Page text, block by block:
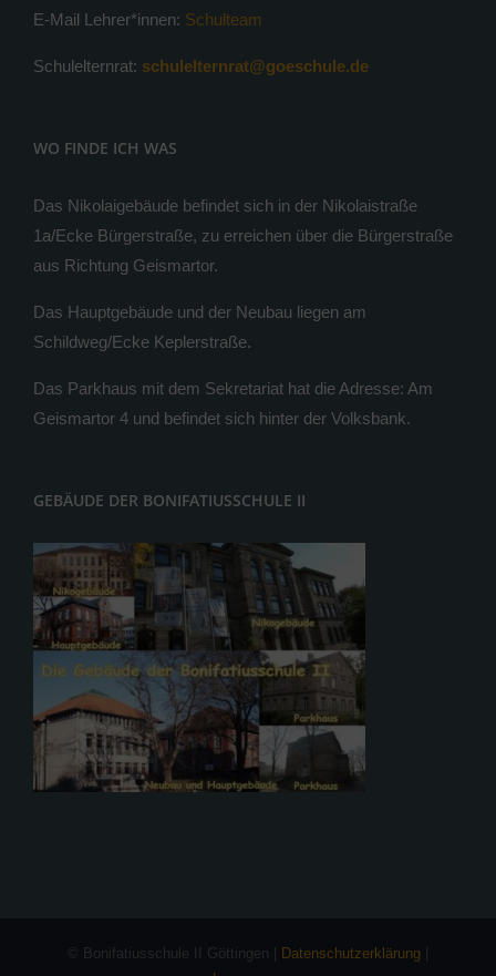
E-Mail Lehrer*innen: Schulteam
Schulelternrat: schulelternrat@goeschule.de
WO FINDE ICH WAS
Das Nikolaigebäude befindet sich in der Nikolaistraße
1a/Ecke Bürgerstraße, zu erreichen über die Bürgerstraße
aus Richtung Geismartor.
Das Hauptgebäude und der Neubau liegen am
Schildweg/Ecke Keplerstraße.
Das Parkhaus mit dem Sekretariat hat die Adresse: Am
Geismartor 4 und befindet sich hinter der Volksbank.
GEBÄUDE DER BONIFATIUSSCHULE II
© Bonifatiusschule II Göttingen | Datenschutzerklärung